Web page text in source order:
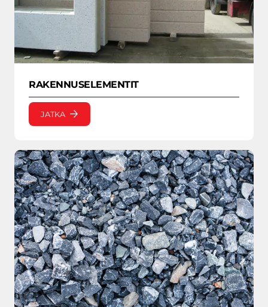
RAKENNUSELEMENTIT
JATKA